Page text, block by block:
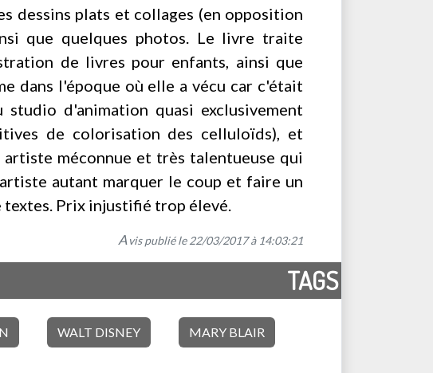
dessins plats et collages (en opposition
que quelques photos. Le livre traite
de livres pour enfants, ainsi que
dans l'époque où elle a vécu car c'était
d'animation quasi exclusivement
de colorisation des celluloïds), et
méconnue et très talentueuse qui
autant marquer le coup et faire un
textes. Prix injustifié trop élevé.
A vis publié le 22/03/2017 à 14:03:21
TAGS
WALT DISNEY MARY BLAIR